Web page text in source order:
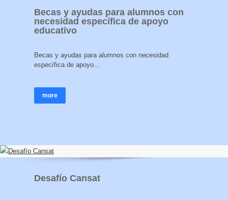
Becas y ayudas para alumnos con
necesidad específica de apoyo
educativo
Becas y ayudas para alumnos con necesidad
específica de apoyo…
more
Desafío Cansat